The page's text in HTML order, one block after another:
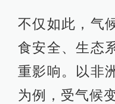
不仅如此，气
食安全、生态
重影响。以非
为例，受气候